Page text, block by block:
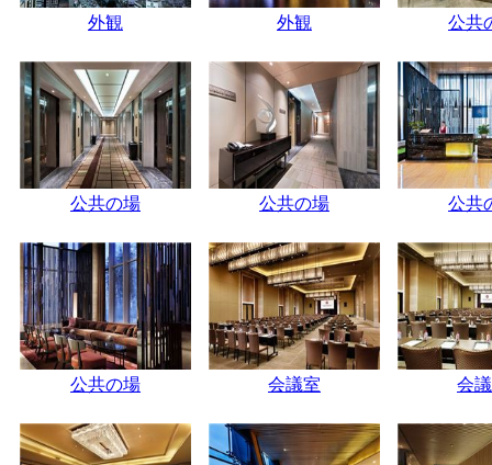
外観 外観 公共
公共の場 公共の場 公共
公共の場 会議室 会